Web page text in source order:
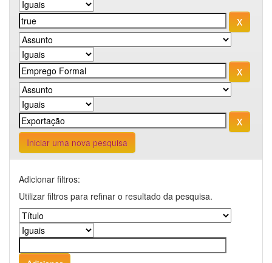
Iniciar uma nova pesquisa
Adicionar filtros:
Utilizar filtros para refinar o resultado da pesquisa.